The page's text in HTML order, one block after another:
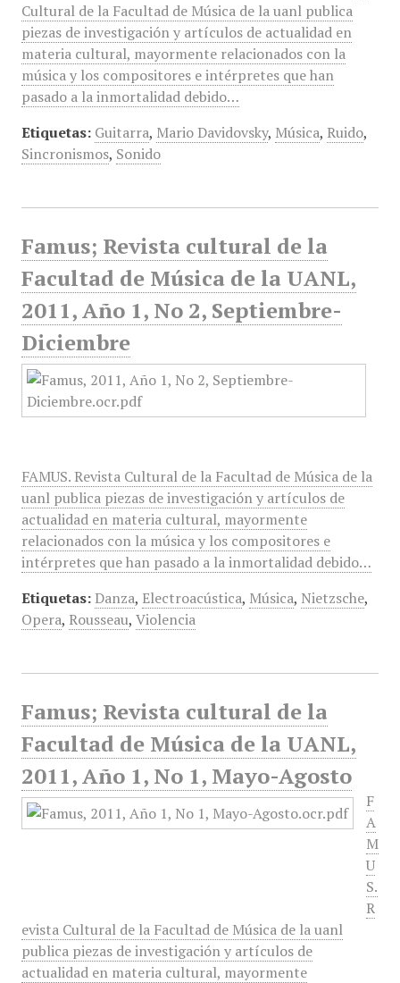
Cultural de la Facultad de Música de la uanl publica
piezas de investigación y artículos de actualidad en
materia cultural, mayormente relacionados con la
música y los compositores e intérpretes que han
pasado a la inmortalidad debido…
Etiquetas: Guitarra, Mario Davidovsky, Música, Ruido,
Sincronismos, Sonido
Famus; Revista cultural de la
Facultad de Música de la UANL,
2011, Año 1, No 2, Septiembre-
Diciembre
FAMUS. Revista Cultural de la Facultad de Música de la
uanl publica piezas de investigación y artículos de
actualidad en materia cultural, mayormente
relacionados con la música y los compositores e
intérpretes que han pasado a la inmortalidad debido…
Etiquetas: Danza, Electroacústica, Música, Nietzsche,
Opera, Rousseau, Violencia
Famus; Revista cultural de la
Facultad de Música de la UANL,
2011, Año 1, No 1, Mayo-Agosto
F
A
M
U
S.
R
evista Cultural de la Facultad de Música de la uanl
publica piezas de investigación y artículos de
actualidad en materia cultural, mayormente